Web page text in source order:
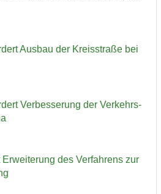
Aus­bau der Kreis­stra­ße bei
Ver­bes­se­rung der Ver­kehrs­
des Ver­fah­rens zur